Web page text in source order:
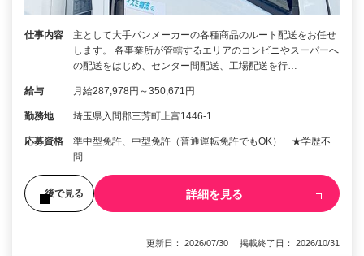
仕事内容
主として大手パンメーカーの各種商品のルート配送をお任せ
します。 各事業所が管轄するエリアのコンビニやスーパーへ
の配送をはじめ、センター間配送、工場配送を行…
給与 月給287,978円～350,671円
勤務地 埼玉県入間郡三芳町上富1446-1
応募資格
準中型免許、中型免許（普通運転免許でもOK） ★学歴不
問
後で見る 詳細を見る
更新日： 2026/07/30 掲載終了日： 2026/10/31